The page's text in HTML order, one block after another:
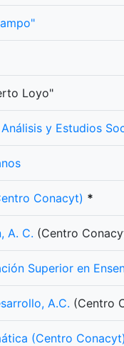
Loyo"
y Estudios
Conacyt) *
A. C. (Centro
Superior en
A.C. (Centro
(Centro Conacyt)